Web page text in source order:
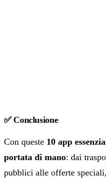
✅ Conclusione
Con queste 10 app
portata di mano: dai
pubblici alle offerte